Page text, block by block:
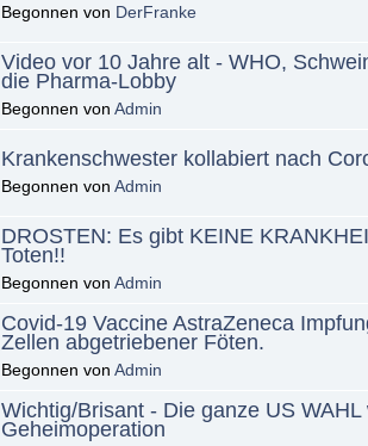
Begonnen von DerFranke
Video vor 10 Jahre alt - WHO,
die Pharma-Lobby
Begonnen von Admin
Krankenschwester kollabiert nach
Begonnen von Admin
DROSTEN: Es gibt KEINE
Toten!!
Begonnen von Admin
Covid-19 Vaccine AstraZeneca
Zellen abgetriebener Föten.
Begonnen von Admin
Wichtig/Brisant - Die ganze US WAHL
Geheimoperation